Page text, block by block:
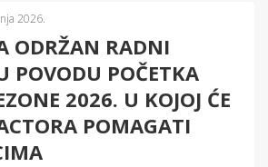
2026.
ODRŽAN RADNI
POVODU POČETKA
2026. U KOJOJ ĆE
POMAGATI